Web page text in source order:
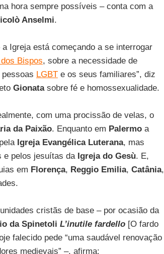
hora sempre possíveis – conta com a
Anselmi.
Igreja está começando a se interrogar
Bispos, sobre a necessidade de
LGBTe os seus familiares”, diz
Gionatasobre fé e homossexualidade.
com uma procissão de velas, o
da Paixão. Enquanto em Palermoa
Igreja Evangélica Luterana, mas
e pelos jesuítas da Igreja do Gesù. E,
em Florença, Reggio Emilia, Catânia,
cristãs de base – por ocasião da
da Spinetoli L’inutile fardello [O fardo
falecido pede “uma saudável renovação
medievais” –, afirma: